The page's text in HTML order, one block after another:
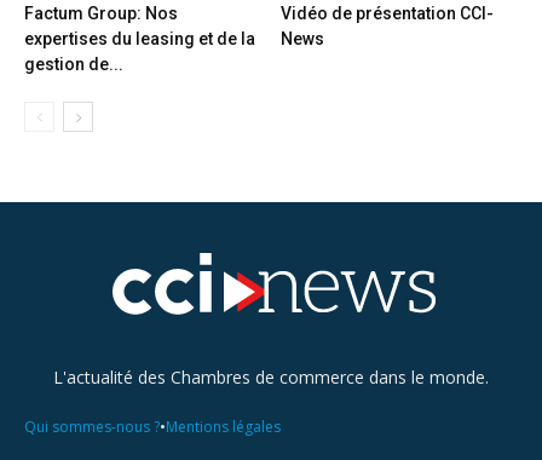
Factum Group: Nos
expertises du leasing et de la
gestion de...
Vidéo de présentation CCI-
News
L'actualité des Chambres de commerce dans le monde.
Qui sommes-nous ?•Mentions légales